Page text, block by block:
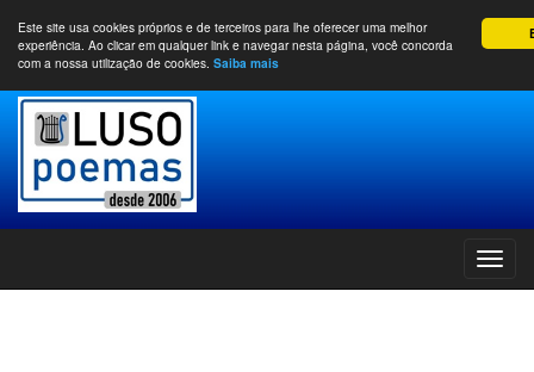
Este site usa cookies próprios e de terceiros para lhe oferecer uma melhor
experiência. Ao clicar em qualquer link e navegar nesta página, você concorda
com a nossa utilização de cookies. Saiba mais